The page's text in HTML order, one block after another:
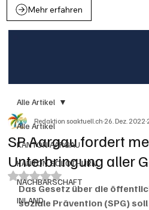
Mehr erfahren
Alle Artikel
KANTON AARGAU
KANTON SOLOTHURN
NACHBARSCHAFT
INLAND
Alle Artikel
SP Aargau fordert
Unterbringung aller
Redaktion soaktuell.ch26. Dez. 2022
Mit NaN von 5 Sternen bewertet.
Das Gesetz über die
soziale Prävention (SPG)